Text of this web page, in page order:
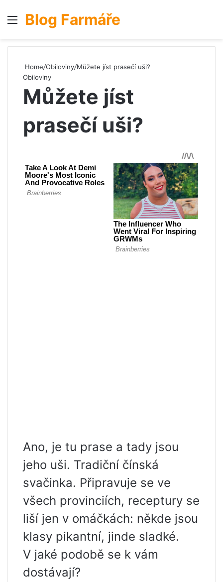
Menu
Blog Farmáře
Home/Obiloviny/Můžete jíst prasečí uši?
Obiloviny
Můžete jíst
prasečí uši?
Ano, je tu prase a tady jsou
jeho uši. Tradiční čínská
svačinka. Připravuje se ve
všech provinciích, receptury se
liší jen v omáčkách: někde jsou
klasy pikantní, jinde sladké.
V jaké podobě se k vám
dostávají?